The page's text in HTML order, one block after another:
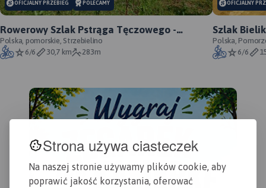
Strona używa ciasteczek
Na naszej stronie używamy plików cookie, aby
poprawić jakość korzystania, oferować
OFICJALNY PRZEBIEG POLECAMY
Rowerowy Szlak Pstrąga Tęczowego -
oficjalny przebieg
Polska, pomorskie, Strzebielino
6/6
30,7 km 283m
OFICJALNY
Szlak
oficjalny
Polska,
6/6